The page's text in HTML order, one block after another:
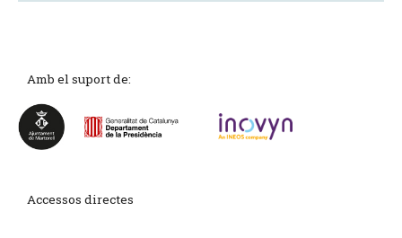
Amb el suport de:
Accessos directes